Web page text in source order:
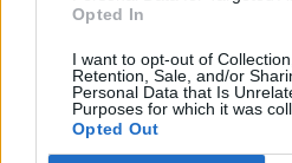
Opted In
I want to opt-out of
Retention, Sale, and/or
Personal Data that Is
Purposes for which it was
Opted Out
Pe măsură ce mergem înainte,
despre MMO-urile din România
Cu fiecare titlu oferind ceva
referă doar la cine este în top,